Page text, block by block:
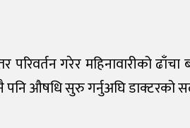
परिवर्तन गरेर महिनावारीको
पनि औषधि सुरु गर्नुअघि डाक्टरको